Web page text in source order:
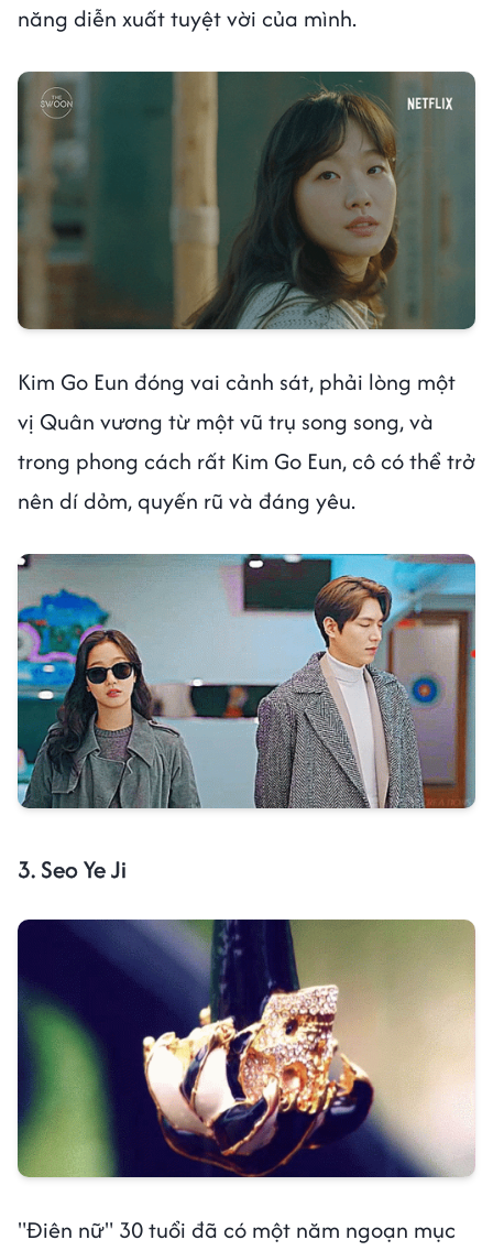
năng diễn xuất tuyệt vời của mình.
Kim Go Eun đóng vai cảnh sát, phải lòng một
vị Quân vương từ một vũ trụ song song, và
trong phong cách rất Kim Go Eun, cô có thể trở
nên dí dỏm, quyến rũ và đáng yêu.
3. Seo Ye Ji
"Điên nữ" 30 tuổi đã có một năm ngoạn mục